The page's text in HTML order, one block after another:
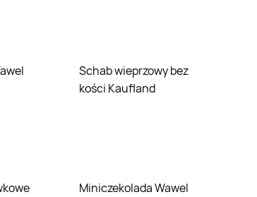
Schab wieprzowy bez
kości Kaufland
Miniczekolada Wawel